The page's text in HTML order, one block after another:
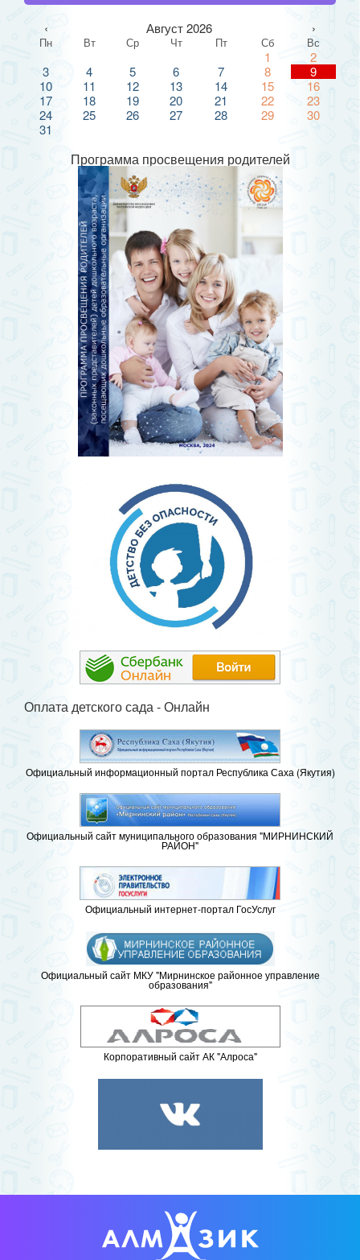
‹ Август 2026 ›
Пн Вт Ср Чт Пт Сб Вс
1
2
3
4 5 6 7 8
9
10
11 12 13 14 15
16
17
18 19 20 21 22
23
24
25 26 27 28 29
30
31
Программа просвещения родителей
Оплата детского сада - Онлайн
Официальный информационный портал Республика Саха (Якутия)
Официальный сайт муниципального образования "МИРНИНСКИЙ
РАЙОН"
Официальный интернет-портал ГосУслуг
Официальный сайт МКУ "Мирнинское районное управление
образования"
Корпоративный сайт АК "Алроса"